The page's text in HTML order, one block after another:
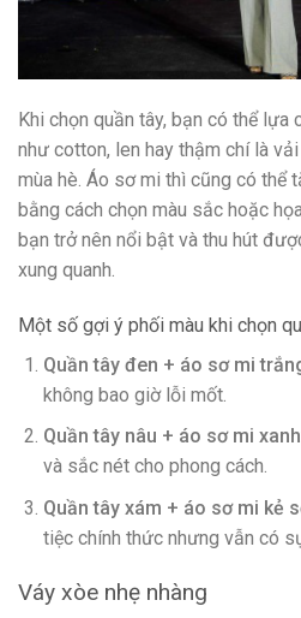
Khi chọn quần tây, bạn có thể lựa
như cotton, len hay thậm chí là
mùa hè. Áo sơ mi thì cũng có thể
bằng cách chọn màu sắc hoặc
bạn trở nên nổi bật và thu hút
xung quanh.
Một số gợi ý phối màu khi chọn
Quần tây đen + áo sơ mi
không bao giờ lỗi mốt.
Quần tây nâu + áo sơ mi xanh
và sắc nét cho phong cách.
Quần tây xám + áo sơ mi kẻ
tiệc chính thức nhưng vẫn có
Váy xòe nhẹ nhàng